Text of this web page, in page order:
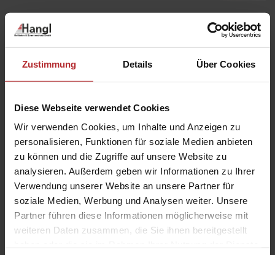
Zustimmung Details Über Cookies
Diese Webseite verwendet Cookies
Wir verwenden Cookies, um Inhalte und Anzeigen zu
personalisieren, Funktionen für soziale Medien anbieten
zu können und die Zugriffe auf unsere Website zu
analysieren. Außerdem geben wir Informationen zu Ihrer
Verwendung unserer Website an unsere Partner für
soziale Medien, Werbung und Analysen weiter. Unsere
Partner führen diese Informationen möglicherweise mit
weiteren Daten zusammen, die Sie ihnen bereitgestellt
Produktdetails
Individuelle Form mit bis zu 7 m Seitenlänge
Netzgewebe in 16 Farben
Produktbeschreibung
Das fest installierte Sonnensegel All Season spendet
ganzjährig angenehmen Schatten. Dank der
robusten Konstruktion ist es auch für große Flächen
hervorragend geeignet. Das stabile Segel ist nicht
nur für den Einsatz in privaten Gärten, sondern auch